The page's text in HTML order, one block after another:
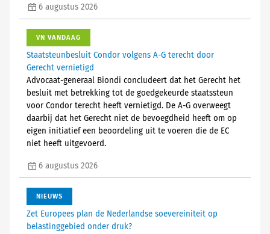
6 augustus 2026
VN VANDAAG
Staatsteunbesluit Condor volgens A-G terecht door
Gerecht vernietigd
Advocaat-generaal Biondi concludeert dat het Gerecht het
besluit met betrekking tot de goedgekeurde staatssteun
voor Condor terecht heeft vernietigd. De A-G overweegt
daarbij dat het Gerecht niet de bevoegdheid heeft om op
eigen initiatief een beoordeling uit te voeren die de EC
niet heeft uitgevoerd.
6 augustus 2026
NIEUWS
Zet Europees plan de Nederlandse soevereiniteit op
belastinggebied onder druk?